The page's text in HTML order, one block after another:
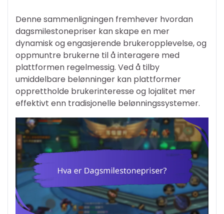
Denne sammenligningen fremhever hvordan
dagsmilestonepriser kan skape en mer
dynamisk og engasjerende brukeropplevelse, og
oppmuntre brukerne til å interagere med
plattformen regelmessig. Ved å tilby
umiddelbare belønninger kan plattformer
opprettholde brukerinteresse og lojalitet mer
effektivt enn tradisjonelle belønningssystemer.